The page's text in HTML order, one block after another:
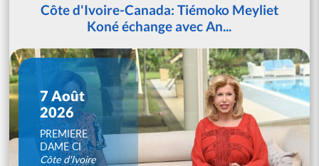
Côte d'Ivoire-Canada: Tiémoko Meyliet
Koné échange avec An...
7 Août
2026
PREMIERE
DAME CI
Côte d'Ivoire